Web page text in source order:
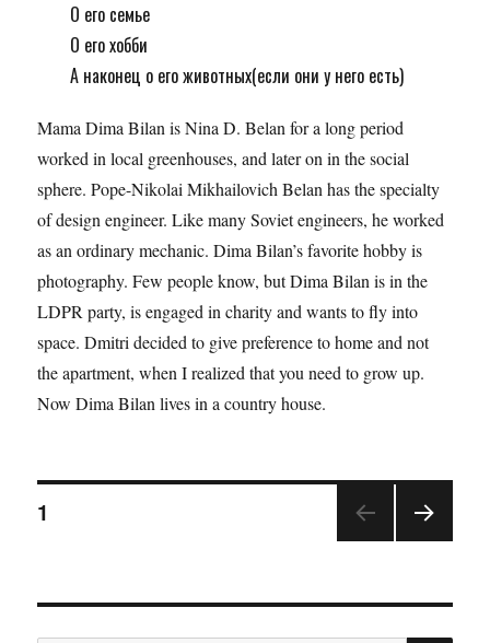
О его семье
О его хобби
А наконец о его животных(если они у него есть)
Mama Dima Bilan is Nina D. Belan for a long period
worked in local greenhouses, and later on in the social
sphere. Pope-Nikolai Mikhailovich Belan has the specialty
of design engineer. Like many Soviet engineers, he worked
as an ordinary mechanic. Dima Bilan’s favorite hobby is
photography. Few people know, but Dima Bilan is in the
LDPR party, is engaged in charity and wants to fly into
space. Dmitri decided to give preference to home and not
the apartment, when I realized that you need to grow up.
Now Dima Bilan lives in a country house.
1